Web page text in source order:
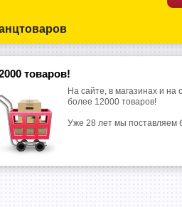
товаров!
На сайте, в магазинах и на
более 12000 товаров!
Уже 28 лет мы поставляем